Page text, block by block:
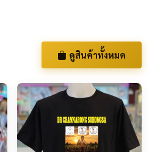
ดูสินค้าทั้งหมด